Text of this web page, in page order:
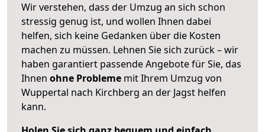
Wir verstehen, dass der Umzug an sich schon
stressig genug ist, und wollen Ihnen dabei
helfen, sich keine Gedanken über die Kosten
machen zu müssen. Lehnen Sie sich zurück – wir
haben garantiert passende Angebote für Sie, das
Ihnen ohne Probleme mit Ihrem Umzug von
Wuppertal nach Kirchberg an der Jagst helfen
kann.